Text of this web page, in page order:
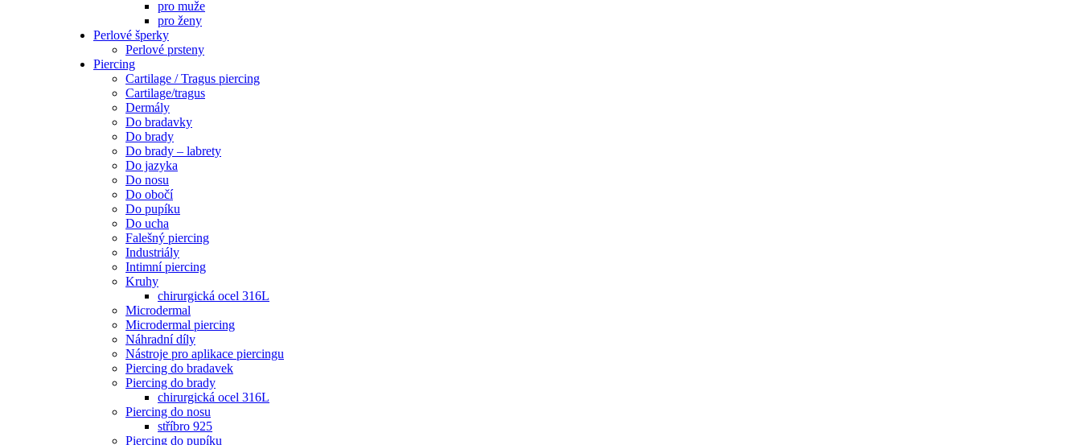
pro muže
pro ženy
Perlové šperky
Perlové prsteny
Piercing
Cartilage / Tragus piercing
Cartilage/tragus
Dermály
Do bradavky
Do brady
Do brady – labrety
Do jazyka
Do nosu
Do obočí
Do pupíku
Do ucha
Falešný piercing
Industriály
Intimní piercing
Kruhy
chirurgická ocel 316L
Microdermal
Microdermal piercing
Náhradní díly
Nástroje pro aplikace piercingu
Piercing do bradavek
Piercing do brady
chirurgická ocel 316L
Piercing do nosu
stříbro 925
Piercing do pupíku